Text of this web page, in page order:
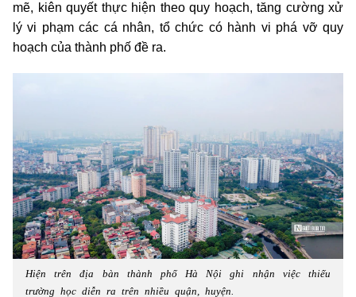
mẽ, kiên quyết thực hiện theo quy hoạch, tăng cường xử
lý vi phạm các cá nhân, tổ chức có hành vi phá vỡ quy
hoạch của thành phố đề ra.
Hiện trên địa bàn thành phố Hà Nội ghi nhận việc thiếu
trường học diễn ra trên nhiều quận, huyện.